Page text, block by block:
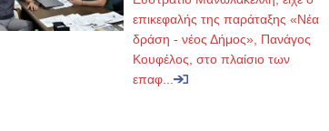
επικεφαλής της παράταξης «Νέα
δράση - νέος Δήμος», Πανάγος
Κουφέλος, στο πλαίσιο των
επαφ...